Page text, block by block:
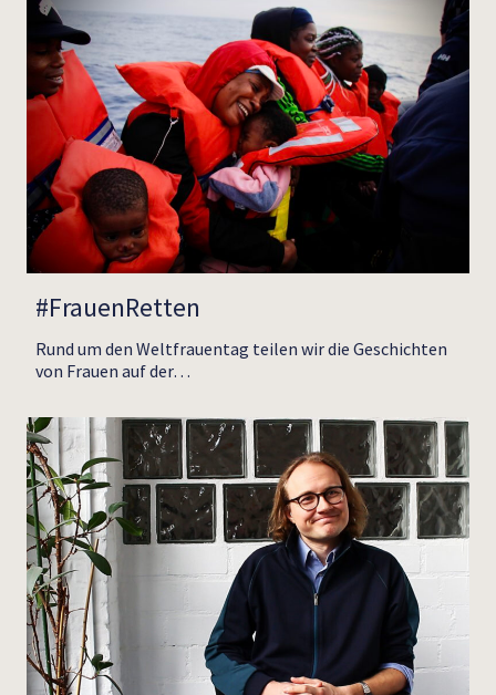
#FrauenRetten
Rund um den Weltfrauentag teilen wir die Geschichten
von Frauen auf der…